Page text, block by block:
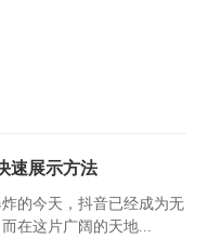
速展示方法
的今天，抖音已经成为无
在这片广阔的天地...